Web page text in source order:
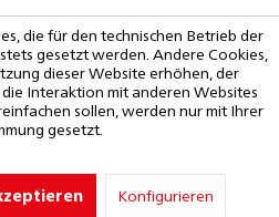
die für den technischen Betrieb der
gesetzt werden. Andere Cookies,
dieser Website erhöhen, der
Interaktion mit anderen Websites
sollen, werden nur mit Ihrer
gesetzt.
Konfigurieren